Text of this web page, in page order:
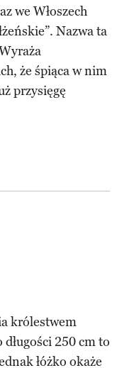
we Włoszech
Nazwa ta
że śpiąca w nim
przysięgę
królestwem
długości 250 cm to
łóżko okaże